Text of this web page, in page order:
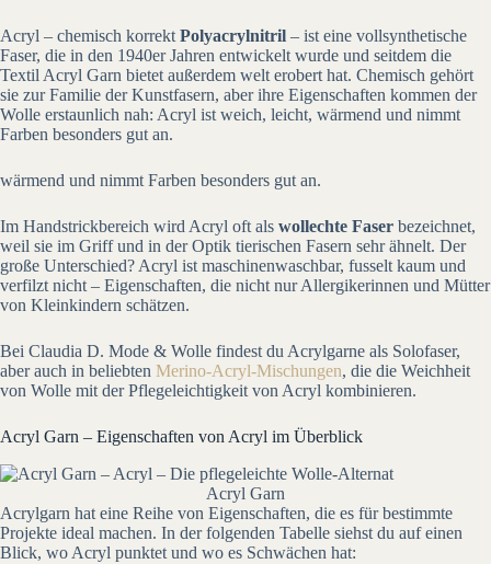
Acryl – chemisch korrekt Polyacrylnitril – ist eine vollsynthetische
Faser, die in den 1940er Jahren entwickelt wurde und seitdem die
Textil Acryl Garn bietet außerdem welt erobert hat. Chemisch gehört
sie zur Familie der Kunstfasern, aber ihre Eigenschaften kommen der
Wolle erstaunlich nah: Acryl ist weich, leicht, wärmend und nimmt
Farben besonders gut an.
wärmend und nimmt Farben besonders gut an.
Im Handstrickbereich wird Acryl oft als wollechte Faser bezeichnet,
weil sie im Griff und in der Optik tierischen Fasern sehr ähnelt. Der
große Unterschied? Acryl ist maschinenwaschbar, fusselt kaum und
verfilzt nicht – Eigenschaften, die nicht nur Allergikerinnen und Mütter
von Kleinkindern schätzen.
Bei Claudia D. Mode & Wolle findest du Acrylgarne als Solofaser,
aber auch in beliebten Merino-Acryl-Mischungen, die die Weichheit
von Wolle mit der Pflegeleichtigkeit von Acryl kombinieren.
Acryl Garn – Eigenschaften von Acryl im Überblick
Acryl Garn
Acrylgarn hat eine Reihe von Eigenschaften, die es für bestimmte
Projekte ideal machen. In der folgenden Tabelle siehst du auf einen
Blick, wo Acryl punktet und wo es Schwächen hat: